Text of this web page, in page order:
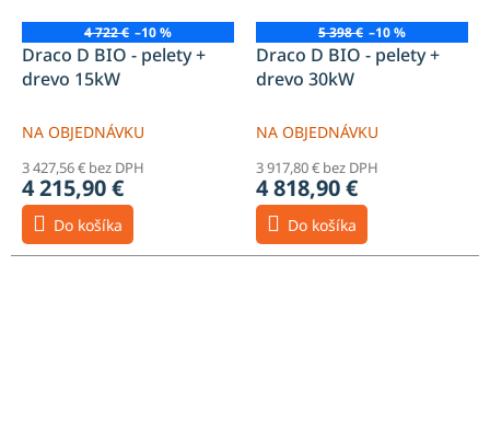
4 722 € –10 %
Draco D BIO - pelety +
drevo 15kW
NA OBJEDNÁVKU
3 427,56 € bez DPH
4 215,90 €
Do košíka
5 398 € –10 %
Draco D BIO - pelety +
drevo 30kW
NA OBJEDNÁVKU
3 917,80 € bez DPH
4 818,90 €
Do košíka